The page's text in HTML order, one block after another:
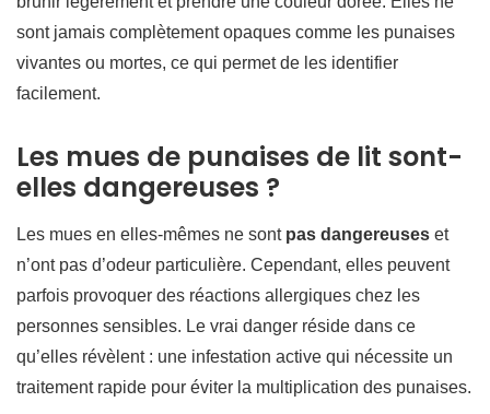
sont jamais complètement opaques comme les punaises
vivantes ou mortes, ce qui permet de les identifier
facilement.
Les mues de punaises de lit sont-
elles dangereuses ?
Les mues en elles-mêmes ne sont pas dangereuses et
n’ont pas d’odeur particulière. Cependant, elles peuvent
parfois provoquer des réactions allergiques chez les
personnes sensibles. Le vrai danger réside dans ce
qu’elles révèlent : une infestation active qui nécessite un
traitement rapide pour éviter la multiplication des punaises.